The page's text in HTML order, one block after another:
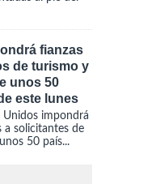
fianzas
de turismo y
unos 50
este lunes
Unidos impondrá
a solicitantes de
50 país...